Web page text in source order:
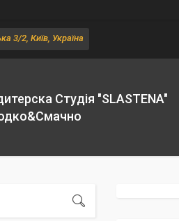
3/2, Київ, Україна
Студія "SLASTENA"